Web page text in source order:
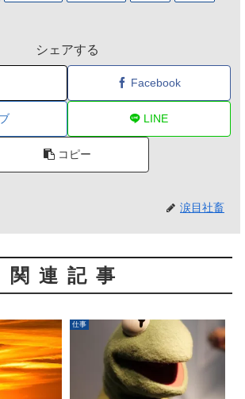
シェアする
Facebook
LINE
コピー
涙目社畜
関連記事
仕事